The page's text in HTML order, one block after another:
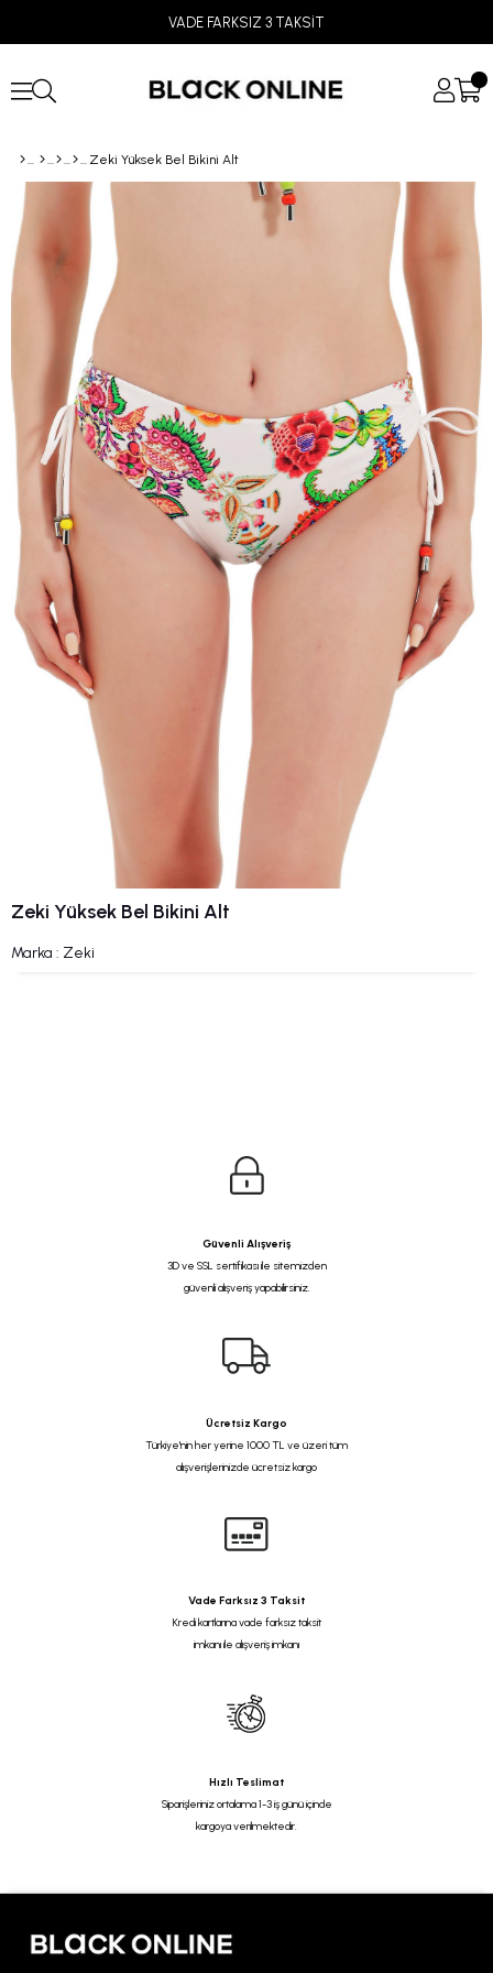
VADE FARKSIZ 3 TAKSİT
Zeki Yüksek Bel Bikini Alt
Zeki Yüksek Bel Bikini Alt
Marka : Zeki
Güvenli Alışveriş
3D ve SSL sertifikası ile sitemizden
güvenli alışveriş yapabilirsiniz.
Ücretsiz Kargo
Türkiye'nin her yerine 1000 TL ve üzeri tüm
alışverişlerinizde ücretsiz kargo
Vade Farksız 3 Taksit
Kredi kartlarına vade farksız taksit
imkanı ile alışveriş imkanı
Hızlı Teslimat
Siparişleriniz ortalama 1-3 iş günü içinde
kargoya verilmektedir.